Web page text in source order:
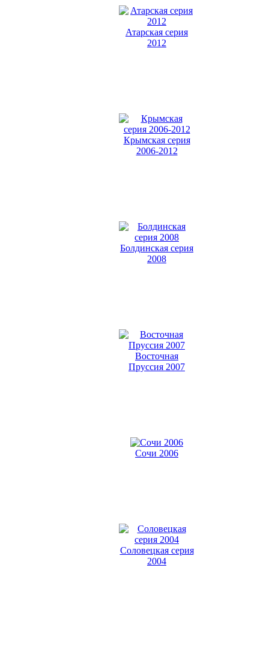
Атарская серия
2012
Крымская серия
2006-2012
Болдинская серия
2008
Восточная
Пруссия 2007
Сочи 2006
Соловецкая серия
2004